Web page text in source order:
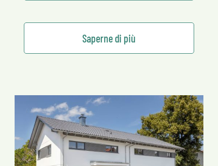
Saperne di più